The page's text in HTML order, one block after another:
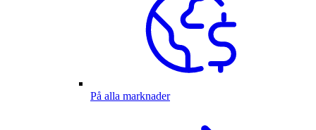
På alla marknader